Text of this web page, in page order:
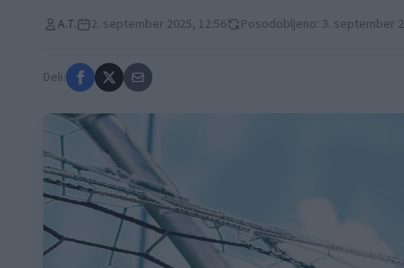
A.T. 2. september 2025, 12:56 Posodobljeno: 3. september
Deli: